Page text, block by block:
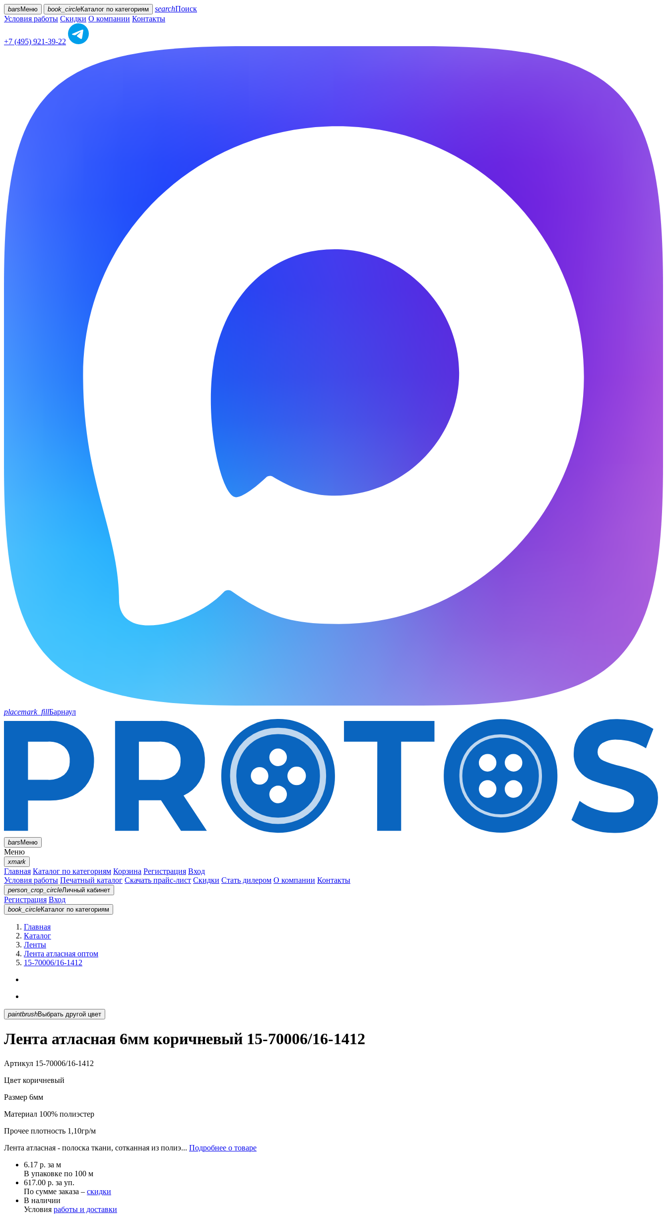
bars Меню book_circleКаталог по категориям searchПоиск
Условия работы Скидки О компании Контакты
+7 (495) 921-39-22
placemark_fillБарнаул
barsМеню
Меню
xmark
Главная Каталог по категориям Корзина Регистрация Вход
Условия работы Печатный каталог Скачать прайс-лист Скидки Стать дилером О компании Контакты
person_crop_circleЛичный кабинет
Регистрация Вход
book_circleКаталог по категориям
Главная
Каталог
Ленты
Лента атласная оптом
15-70006/16-1412
paintbrush Выбрать другой цвет
Лента атласная 6мм коричневый 15-70006/16-1412
Артикул 15-70006/16-1412
Цвет коричневый
Размер 6мм
Материал 100% полиэстер
Прочее плотность 1,10гр/м
Лента атласная - полоска ткани, сотканная из полиэ... Подробнее о товаре
6.17 р. за м
В упаковке по 100 м
617.00 р. за уп.
По сумме заказа – скидки
В наличии
Условия работы и доставки